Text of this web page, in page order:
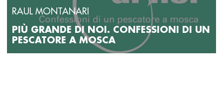
RAUL MONTANARI
PIÙ GRANDE DI NOI. CONFESSIONI DI UN
PESCATORE A MOSCA